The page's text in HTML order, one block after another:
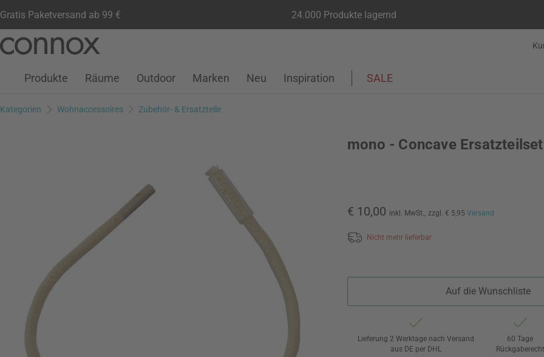
Gratis Paketversand ab 99 € 24.000 Produkte lagernd
Seiteninhalt
Suchfeld
Kundenkonto
Wunschliste
Warenkorb
Produkte Räume Outdoor Marken Neu Inspiration SALE
Kategorien Wohnaccessoires Zubehör- & Ersatzteile
mono - Concave Ersatzteilset
€ 10,00 inkl. MwSt., zzgl. € 5,95 Versand
Nicht mehr lieferbar
Auf die Wunschliste
Lieferung 2 Werktage nach Versand
aus DE per DHL
60 Tage
Rückgaberecht